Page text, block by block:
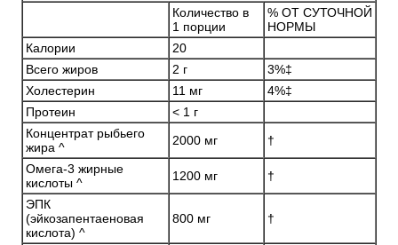
Количество в
1 порции
% ОТ СУТОЧНОЙ
НОРМЫ
Калории
20
Всего жиров
2 г
3%‡
Холестерин
11 мг
4%‡
Протеин
< 1 г
Концентрат рыбьего
жира ^
2000 мг
†
Омега-3 жирные
кислоты ^
1200 мг
†
ЭПК
(эйкозапентаеновая
кислота) ^
800 мг †